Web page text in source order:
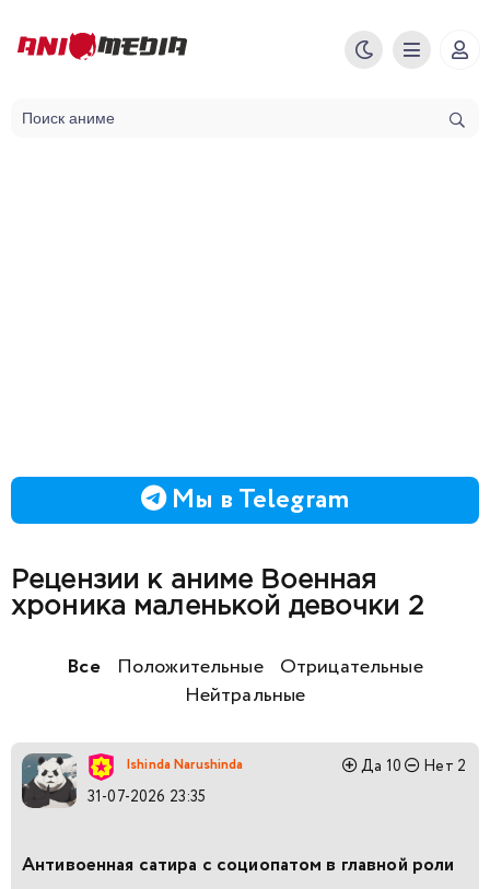
Мы в Telegram
Рецензии к аниме Военная
хроника маленькой девочки 2
Все Положительные
Отрицательные
Нейтральные
Да 10 Нет 2
Ishinda Narushinda
31-07-2026 23:35
Антивоенная сатира с социопатом в главной роли